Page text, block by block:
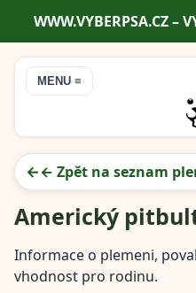
WWW.VYBERPSA.CZ –
MENU ≡
← Zpět na seznam
Americký
Informace o plemeni,
vhodnost pro rodinu.